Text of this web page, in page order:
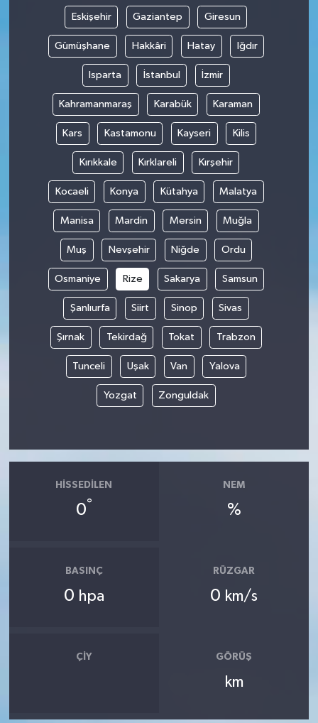
Eskişehir Gaziantep Giresun
Gümüşhane Hakkâri Hatay Iğdır
Isparta İstanbul İzmir
Kahramanmaraş Karabük Karaman
Kars Kastamonu Kayseri Kilis
Kırıkkale Kırklareli Kırşehir
Kocaeli Konya Kütahya Malatya
Manisa Mardin Mersin Muğla
Muş Nevşehir Niğde Ordu
Osmaniye Rize Sakarya Samsun
Şanlıurfa Siirt Sinop Sivas
Şırnak Tekirdağ Tokat Trabzon
Tunceli Uşak Van Yalova
Yozgat Zonguldak
HISSEDILEN
0°
NEM
%
BASINÇ
0 hpa
RÜZGAR
0 km/s
ÇIY GÖRÜŞ
km